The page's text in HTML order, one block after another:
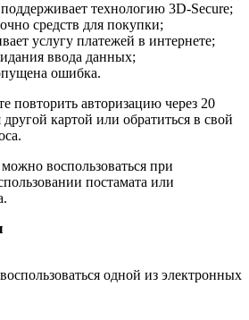
технологию 3D-Secure;
средств для покупки;
услугу платежей в интернете;
ввода данных;
ошибка.
повторить авторизацию через 20
другой картой или обратиться в свой
воспользоваться при
постамата или
одной из электронных